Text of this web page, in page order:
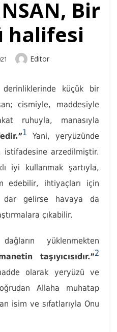
Bir
halifesi
Author
Editor
derinliklerinde küçük bir
cismiyle, maddesiyle
ruhuyla, manasıyla
1
Yani, yeryüzünde
arzedilmiştir.
iyi kullanmak şartıyla,
edebilir, ihtiyaçları için
gelirse havaya da
çıkabilir.
yüklenmekten
taşıyıcısıdır.”2
olarak yeryüzü ve
Allaha muhatap
isim ve sıfatlarıyla Onu